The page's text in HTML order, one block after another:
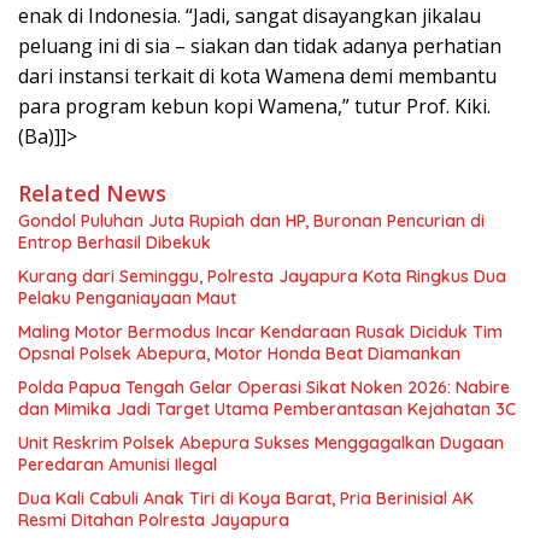
enak di Indonesia. “Jadi, sangat disayangkan jikalau
peluang ini di sia – siakan dan tidak adanya perhatian
dari instansi terkait di kota Wamena demi membantu
para program kebun kopi Wamena,” tutur Prof. Kiki.
(Ba)]]>
Related News
Gondol Puluhan Juta Rupiah dan HP, Buronan Pencurian di
Entrop Berhasil Dibekuk
Kurang dari Seminggu, Polresta Jayapura Kota Ringkus Dua
Pelaku Penganiayaan Maut
Maling Motor Bermodus Incar Kendaraan Rusak Diciduk Tim
Opsnal Polsek Abepura, Motor Honda Beat Diamankan
Polda Papua Tengah Gelar Operasi Sikat Noken 2026: Nabire
dan Mimika Jadi Target Utama Pemberantasan Kejahatan 3C
Unit Reskrim Polsek Abepura Sukses Menggagalkan Dugaan
Peredaran Amunisi Ilegal
Dua Kali Cabuli Anak Tiri di Koya Barat, Pria Berinisial AK
Resmi Ditahan Polresta Jayapura